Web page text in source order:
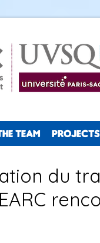
TEAM PROJECTS
du